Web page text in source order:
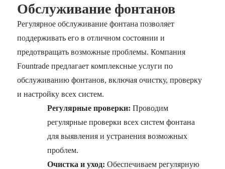
Обслуживание фонтанов
Регулярное обслуживание фонтана позволяет
поддерживать его в отличном состоянии и
предотвращать возможные проблемы. Компания
Fountrade предлагает комплексные услуги по
обслуживанию фонтанов, включая очистку, проверку
и настройку всех систем.
Регулярные проверки: Проводим
регулярные проверки всех систем фонтана
для выявления и устранения возможных
проблем.
Очистка и уход: Обеспечиваем регулярную